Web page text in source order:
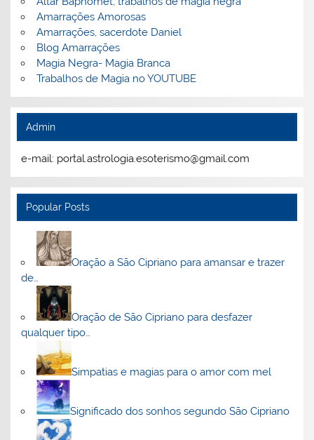
Amarrações Amorosas
Amarrações, sacerdote Daniel
Blog Amarrações
Magia Negra- Magia Branca
Trabalhos de Magia no YOUTUBE
Admin
e-mail: portal.astrologia.esoterismo@gmail.com
Popular Posts
Oração a São Cipriano para amansar e trazer
de…
Oração de São Cipriano para desfazer
qualquer tipo…
Simpatias e magias para o amor com mel
Significado dos sonhos segundo São Cipriano